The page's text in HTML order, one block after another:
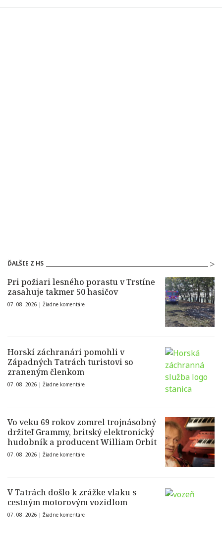
ĎALŠIE Z HS
Pri požiari lesného porastu v Trstíne
zasahuje takmer 50 hasičov
07. 08. 2026 | Žiadne komentáre
Horskí záchranári pomohli v
Západných Tatrách turistovi so
zraneným členkom
07. 08. 2026 | Žiadne komentáre
Vo veku 69 rokov zomrel trojnásobný
držiteľ Grammy, britský elektronický
hudobník a producent William Orbit
07. 08. 2026 | Žiadne komentáre
V Tatrách došlo k zrážke vlaku s
cestným motorovým vozidlom
07. 08. 2026 | Žiadne komentáre